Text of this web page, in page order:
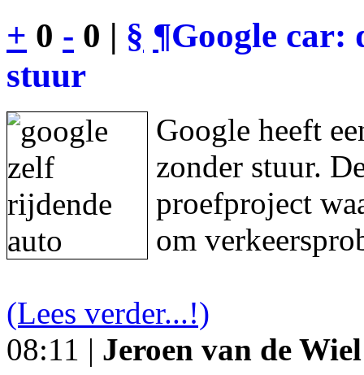
+ 0 - 0 | § ¶Google car:
stuur
Google heeft
zonder stuur.
proefproject
om
(Lees verder...!)
08:11 | Jeroen van de Wiel